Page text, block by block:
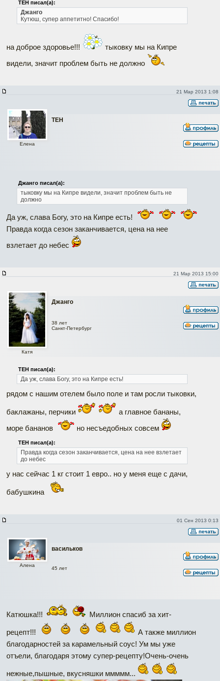
ТЕН писал(а):
Джанго
Кутюш, супер аппетитно! Спасибо!
на доброе здоровье!!!
тыковку мы на Кипре
видели, значит проблем быть не должно
21 Мар 2013 1:08
ТЕН
Елена
Джанго писал(а):
тыковку мы на Кипре видели, значит проблем быть не
должно
Да уж, слава Богу, это на Кипре есть!
Правда когда сезон заканчивается, цена на нее
взлетает до небес
21 Мар 2013 15:00
Джанго
Катя
38 лет
Санкт-Петербург
ТЕН писал(а):
Да уж, слава Богу, это на Кипре есть!
рядом с нашим отелем было поле и там росли тыковки,
баклажаны, перчики
а главное бананы,
море бананов
но несъедобных совсем
ТЕН писал(а):
Правда когда сезон заканчивается, цена на нее взлетает
до небес
у нас сейчас 1 кг стоит 1 евро.. но у меня еще с дачи,
бабушкина
01 Сен 2013 0:13
васильков
Алена
45 лет
Катюшка!!! Миллион спасиб за хит-
рецепт!!!
А также миллион
благодарностей за карамельный соус! Ум мы уже
отъели, благодаря этому супер-рецепту!Очень-очень
нежные,пышные, вкусняшки ммммм...